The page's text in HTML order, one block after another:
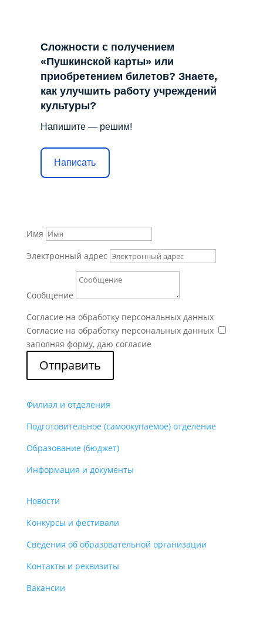
Сложности с получением
«Пушкинской карты» или
приобретением билетов? Знаете,
как улучшить работу учреждений
культуры?
Напишите — решим!
Написать
Имя
Электронный адрес
Сообщение
Согласие на обработку персональных данных
Согласие на обработку персональных данных
заполняя форму, даю согласие
Отправить
Филиал и отделения
Подготовительное (самоокупаемое) отделение
Образование (бюджет)
Информация и документы
Новости
Конкурсы и фестивали
Сведения об образовательной организации
Контакты и реквизиты
Вакансии